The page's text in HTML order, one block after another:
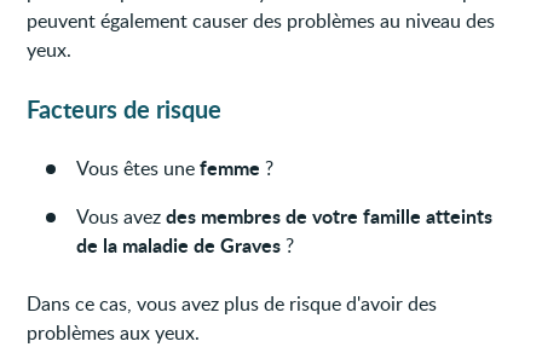
peuvent également causer des problèmes au niveau des
yeux.
Facteurs de risque
Vous êtes unefemme ?
Vous avezdes membres de votre famille atteints
de la maladie de Graves ?
Dans ce cas, vous avez plus de risque d'avoir des
problèmes aux yeux.